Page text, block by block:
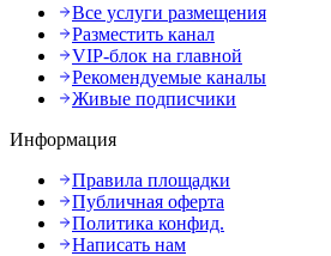
Все услуги размещения
Разместить канал
VIP-блок на главной
Рекомендуемые каналы
Живые подписчики
Информация
Правила площадки
Публичная оферта
Политика конфид.
Написать нам